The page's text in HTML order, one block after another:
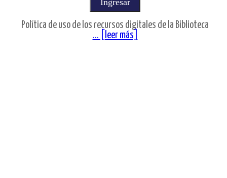
Política de uso de los recursos digitales de la Biblioteca
... [leer más]